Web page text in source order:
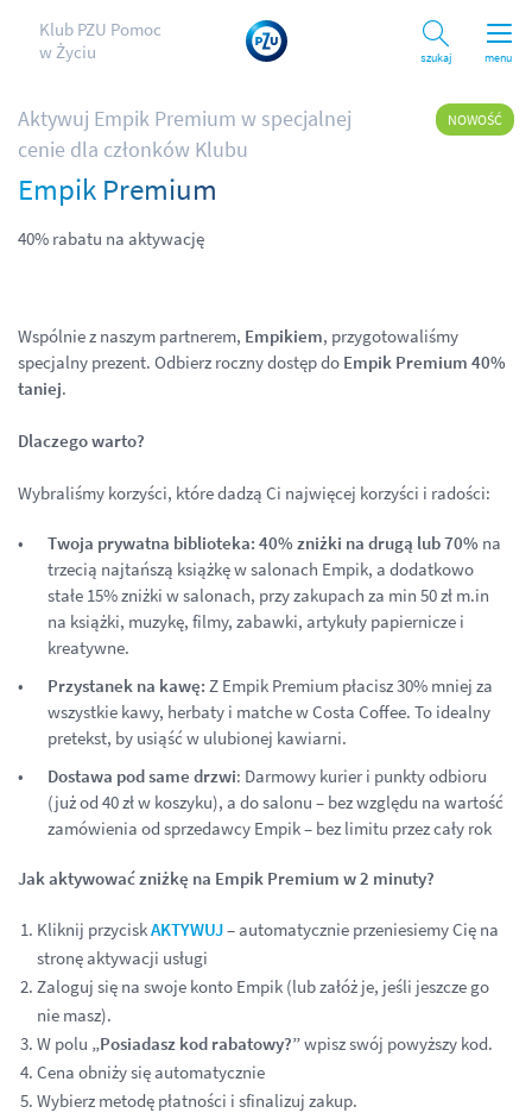
menu
Klub PZU Pomoc
w Życiu
Szukaj
Aktywuj Empik Premium w specjalnej
cenie dla członków Klubu
Empik Premium
40% rabatu na aktywację
NOWOŚĆ
Wspólnie z naszym partnerem, Empikiem, przygotowaliśmy
specjalny prezent. Odbierz roczny dostęp do Empik Premium 40%
taniej.
Dlaczego warto?
Wybraliśmy korzyści, które dadzą Ci najwięcej korzyści i radości:
Twoja prywatna biblioteka: 40% zniżki na drugą lub 70% na
trzecią najtańszą książkę w salonach Empik, a dodatkowo
stałe 15% zniżki w salonach, przy zakupach za min 50 zł m.in
na książki, muzykę, filmy, zabawki, artykuły papiernicze i
kreatywne.
Przystanek na kawę: Z Empik Premium płacisz 30% mniej za
wszystkie kawy, herbaty i matche w Costa Coffee. To idealny
pretekst, by usiąść w ulubionej kawiarni.
Dostawa pod same drzwi: Darmowy kurier i punkty odbioru
(już od 40 zł w koszyku), a do salonu – bez względu na wartość
zamówienia od sprzedawcy Empik – bez limitu przez cały rok
Jak aktywować zniżkę na Empik Premium w 2 minuty?
Kliknij przyciskAKTYWUJ– automatycznie przeniesiemy Cię na
stronę aktywacji usługi
Zaloguj się na swoje konto Empik (lub załóż je, jeśli jeszcze go
nie masz).
W polu „Posiadasz kod rabatowy?”wpisz swój powyższy kod.
Cena obniży się automatycznie
Wybierz metodę płatności i sfinalizuj zakup.